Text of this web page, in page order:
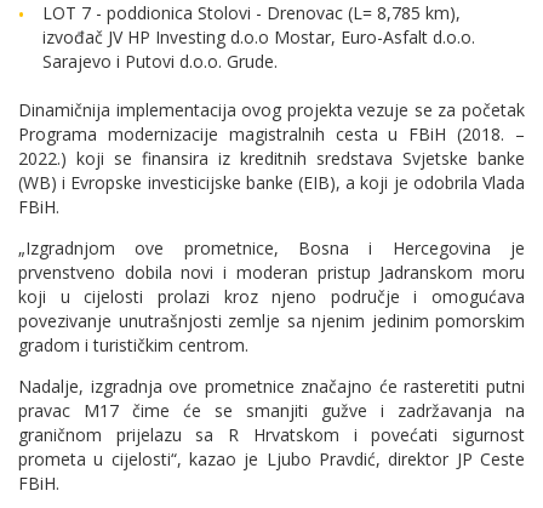
LOT 7 - poddionica Stolovi - Drenovac (L= 8,785 km),
izvođač JV HP Investing d.o.o Mostar, Euro-Asfalt d.o.o.
Sarajevo i Putovi d.o.o. Grude.
Dinamičnija implementacija ovog projekta vezuje se za početak
Programa modernizacije magistralnih cesta u FBiH (2018. –
2022.) koji se finansira iz kreditnih sredstava Svjetske banke
(WB) i Evropske investicijske banke (EIB), a koji je odobrila Vlada
FBiH.
„Izgradnjom ove prometnice, Bosna i Hercegovina je
prvenstveno dobila novi i moderan pristup Jadranskom moru
koji u cijelosti prolazi kroz njeno područje i omogućava
povezivanje unutrašnjosti zemlje sa njenim jedinim pomorskim
gradom i turističkim centrom.
Nadalje, izgradnja ove prometnice značajno će rasteretiti putni
pravac M17 čime će se smanjiti gužve i zadržavanja na
graničnom prijelazu sa R Hrvatskom i povećati sigurnost
prometa u cijelosti“, kazao je Ljubo Pravdić, direktor JP Ceste
FBiH.